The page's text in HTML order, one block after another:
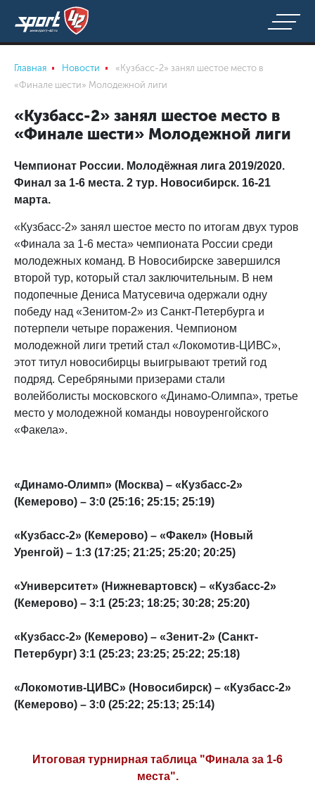
Главная Новости
«Кузбасс-2» занял шестое место в
«Финале шести» Молодежной лиги
«Кузбасс-2» занял шестое место в
«Финале шести» Молодежной лиги
Чемпионат России. Молодёжная лига 2019/2020.
Финал за 1-6 места. 2 тур. Новосибирск. 16-21
марта.
«Кузбасс-2» занял шестое место по итогам двух туров
«Финала за 1-6 места» чемпионата России среди
молодежных команд. В Новосибирске завершился
второй тур, который стал заключительным. В нем
подопечные Дениса Матусевича одержали одну
победу над «Зенитом-2» из Санкт-Петербурга и
потерпели четыре поражения. Чемпионом
молодежной лиги третий стал «Локомотив-ЦИВС»,
этот титул новосибирцы выигрывают третий год
подряд. Серебряными призерами стали
волейболисты московского «Динамо-Олимпа», третье
место у молодежной команды новоуренгойского
«Факела».
«Динамо-Олимп» (Москва) – «Кузбасс-2»
(Кемерово) – 3:0 (25:16; 25:15; 25:19)
«Кузбасс-2» (Кемерово) – «Факел» (Новый
Уренгой) – 1:3 (17:25; 21:25; 25:20; 20:25)
«Университет» (Нижневартовск) – «Кузбасс-2»
(Кемерово) – 3:1 (25:23; 18:25; 30:28; 25:20)
«Кузбасс-2» (Кемерово) – «Зенит-2» (Санкт-
Петербург) 3:1 (25:23; 23:25; 25:22; 25:18)
«Локомотив-ЦИВС» (Новосибирск) – «Кузбасс-2»
(Кемерово) – 3:0 (25:22; 25:13; 25:14)
Итоговая турнирная таблица "Финала за 1-6
места".